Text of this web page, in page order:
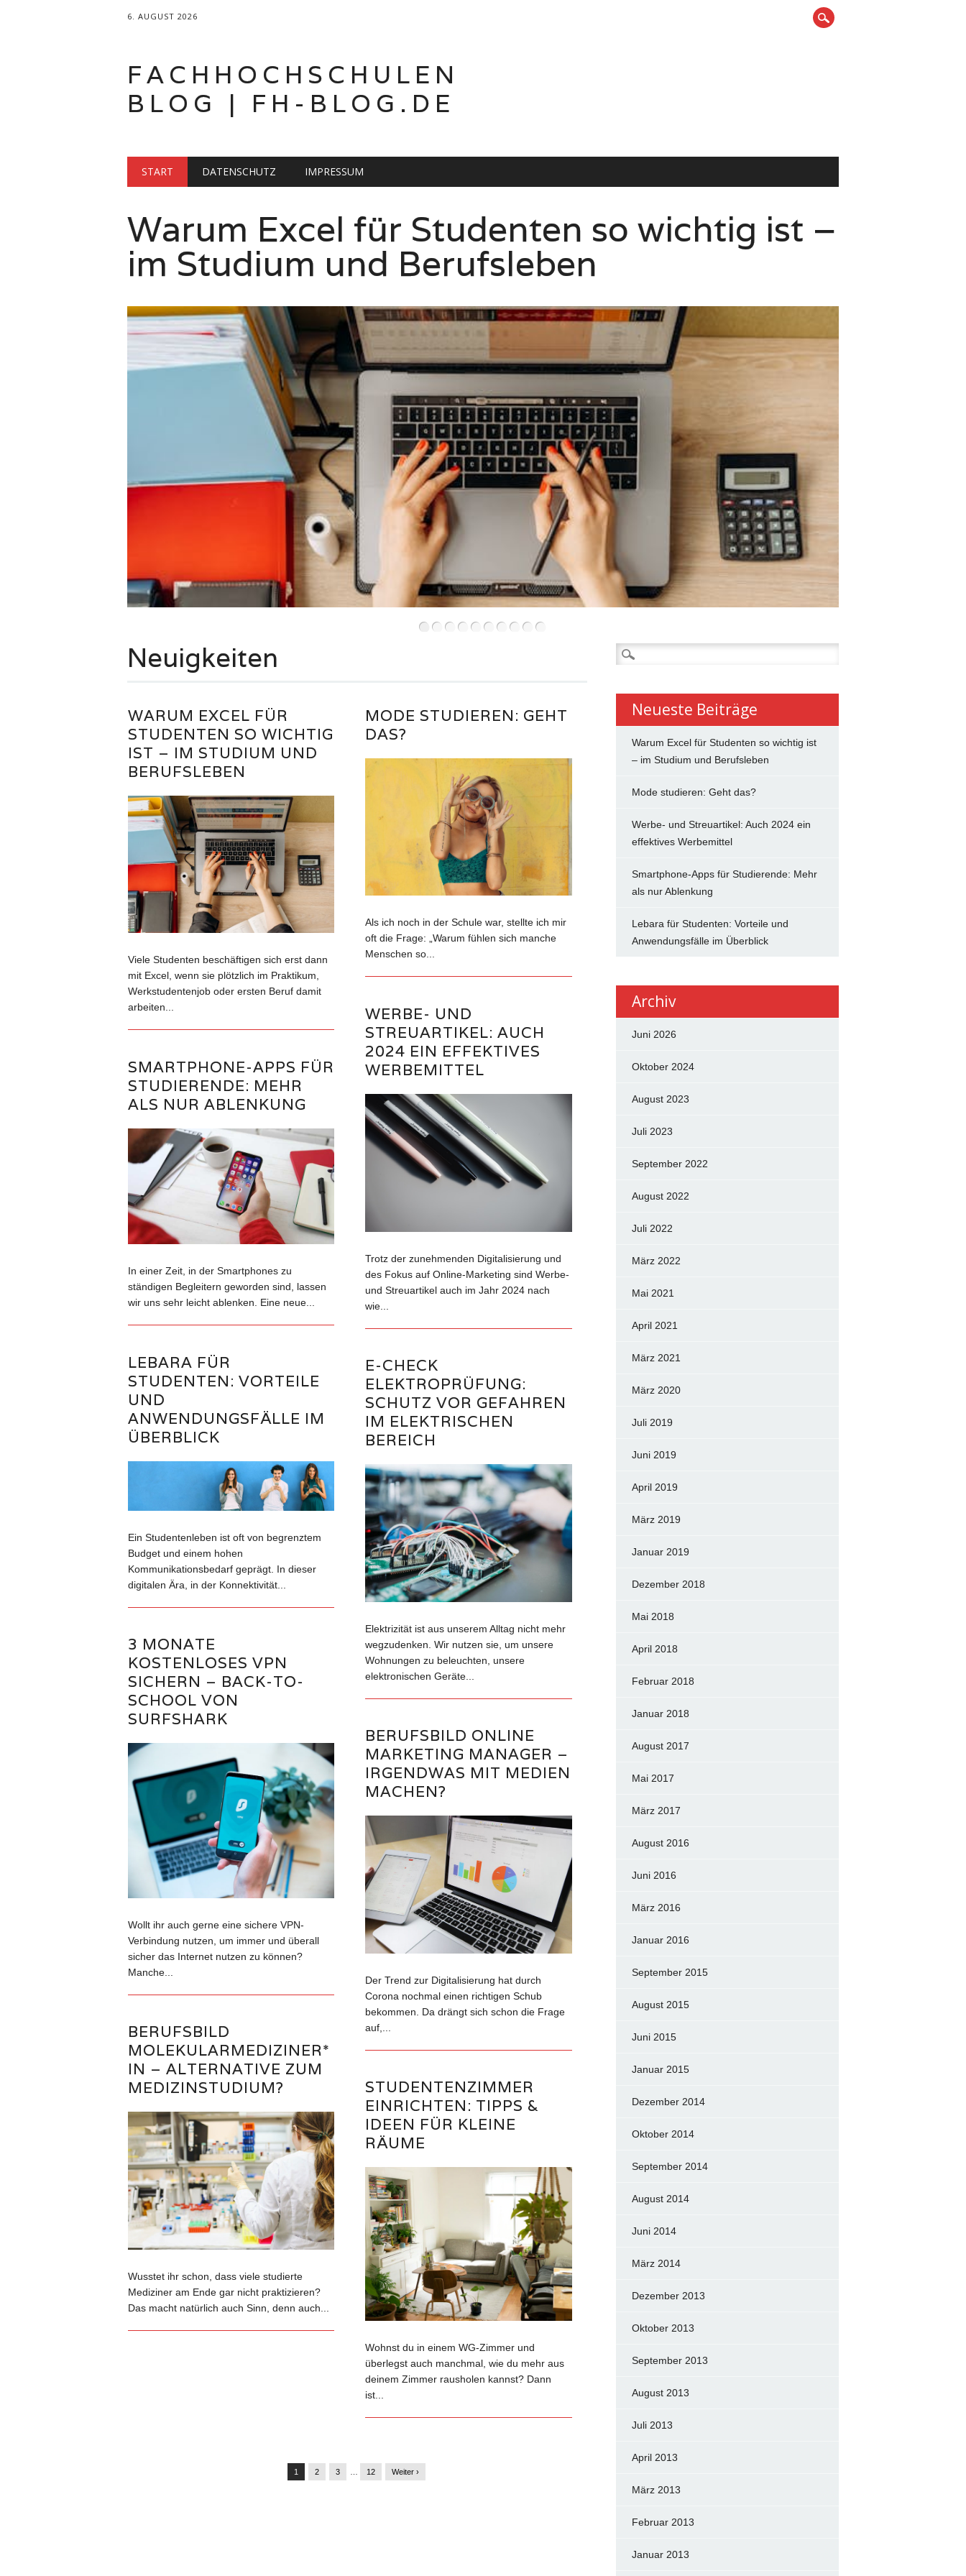
6. AUGUST 2026
FACHHOCHSCHULEN
BLOG | FH-BLOG.DE
Hauptmenü
START DATENSCHUTZ IMPRESSUM
••••••••••
Mode studieren: Geht das?
Neuigkeiten
WARUM EXCEL FÜR
STUDENTEN SO WICHTIG
IST – IM STUDIUM UND
BERUFSLEBEN
Viele Studenten beschäftigen sich erst dann
mit Excel, wenn sie plötzlich im Praktikum,
Werkstudentenjob oder ersten Beruf damit
arbeiten...
MODE STUDIEREN: GEHT
DAS?
Als ich noch in der Schule war, stellte ich mir
oft die Frage: „Warum fühlen sich manche
Menschen so...
WERBE- UND
STREUARTIKEL: AUCH
2024 EIN EFFEKTIVES
WERBEMITTEL
Trotz der zunehmenden Digitalisierung und
des Fokus auf Online-Marketing sind Werbe-
und Streuartikel auch im Jahr 2024 nach
wie...
SMARTPHONE-APPS FÜR
STUDIERENDE: MEHR
ALS NUR ABLENKUNG
In einer Zeit, in der Smartphones zu
ständigen Begleitern geworden sind, lassen
wir uns sehr leicht ablenken. Eine neue...
LEBARA FÜR
STUDENTEN: VORTEILE
UND
ANWENDUNGSFÄLLE IM
ÜBERBLICK
Ein Studentenleben ist oft von begrenztem
Budget und einem hohen
Kommunikationsbedarf geprägt. In dieser
digitalen Ära, in der Konnektivität...
E-CHECK
ELEKTROPRÜFUNG:
SCHUTZ VOR GEFAHREN
IM ELEKTRISCHEN
BEREICH
Elektrizität ist aus unserem Alltag nicht mehr
wegzudenken. Wir nutzen sie, um unsere
Wohnungen zu beleuchten, unsere
elektronischen Geräte...
3 MONATE
KOSTENLOSES VPN
SICHERN – BACK-TO-
SCHOOL VON
SURFSHARK
Wollt ihr auch gerne eine sichere VPN-
Verbindung nutzen, um immer und überall
sicher das Internet nutzen zu können?
Manche...
BERUFSBILD ONLINE
MARKETING MANAGER –
IRGENDWAS MIT MEDIEN
MACHEN?
Der Trend zur Digitalisierung hat durch
Corona nochmal einen richtigen Schub
bekommen. Da drängt sich schon die Frage
auf,...
BERUFSBILD
MOLEKULARMEDIZINER*
IN – ALTERNATIVE ZUM
MEDIZINSTUDIUM?
Wusstet ihr schon, dass viele studierte
Mediziner am Ende gar nicht praktizieren?
Das macht natürlich auch Sinn, denn auch...
STUDENTENZIMMER
EINRICHTEN: TIPPS &
IDEEN FÜR KLEINE
RÄUME
Wohnst du in einem WG-Zimmer und
überlegst auch manchmal, wie du mehr aus
deinem Zimmer rausholen kannst? Dann
ist...
1 2 3 12 Weiter ›
Suchen
nach:
Neueste Beiträge
Warum Excel für Studenten so wichtig ist
– im Studium und Berufsleben
Mode studieren: Geht das?
Werbe- und Streuartikel: Auch 2024 ein
effektives Werbemittel
Smartphone-Apps für Studierende: Mehr
als nur Ablenkung
Lebara für Studenten: Vorteile und
Anwendungsfälle im Überblick
Archiv
Juni 2026
Oktober 2024
August 2023
Juli 2023
September 2022
August 2022
Juli 2022
März 2022
Mai 2021
April 2021
März 2021
März 2020
Juli 2019
Juni 2019
April 2019
März 2019
Januar 2019
Dezember 2018
Mai 2018
April 2018
Februar 2018
Januar 2018
August 2017
Mai 2017
März 2017
August 2016
Juni 2016
März 2016
Januar 2016
September 2015
August 2015
Juni 2015
Januar 2015
Dezember 2014
Oktober 2014
September 2014
August 2014
Juni 2014
März 2014
Dezember 2013
Oktober 2013
September 2013
August 2013
Juli 2013
April 2013
März 2013
Februar 2013
Januar 2013